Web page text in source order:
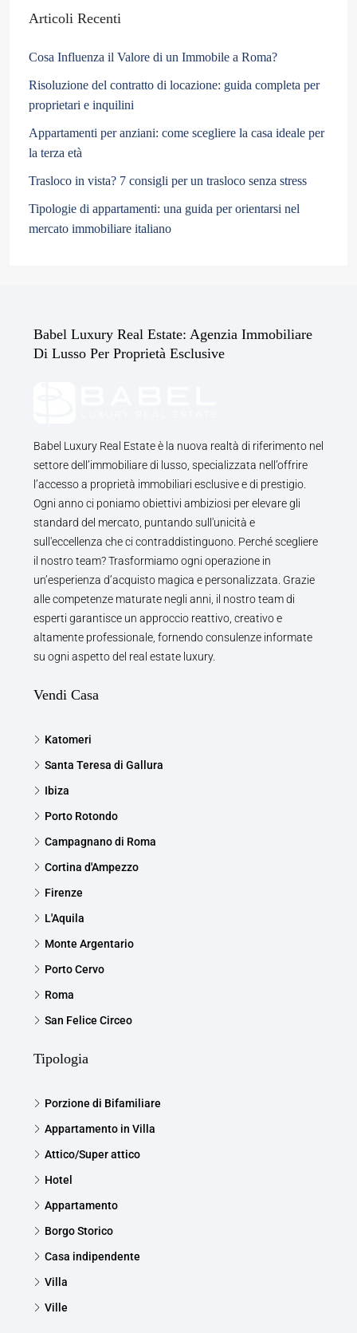
Articoli Recenti
Cosa Influenza il Valore di un Immobile a Roma?
Risoluzione del contratto di locazione: guida completa per
proprietari e inquilini
Appartamenti per anziani: come scegliere la casa ideale per
la terza età
Trasloco in vista? 7 consigli per un trasloco senza stress
Tipologie di appartamenti: una guida per orientarsi nel
mercato immobiliare italiano
Babel Luxury Real Estate: Agenzia Immobiliare
Di Lusso Per Proprietà Esclusive
Babel Luxury Real Estate è la nuova realtà di riferimento nel
settore dell’immobiliare di lusso, specializzata nell’offrire
l’accesso a proprietà immobiliari esclusive e di prestigio.
Ogni anno ci poniamo obiettivi ambiziosi per elevare gli
standard del mercato, puntando sull'unicità e
sull'eccellenza che ci contraddistinguono. Perché scegliere
il nostro team? Trasformiamo ogni operazione in
un’esperienza d’acquisto magica e personalizzata. Grazie
alle competenze maturate negli anni, il nostro team di
esperti garantisce un approccio reattivo, creativo e
altamente professionale, fornendo consulenze informate
su ogni aspetto del real estate luxury.
Vendi Casa
Katomeri
Santa Teresa di Gallura
Ibiza
Porto Rotondo
Campagnano di Roma
Cortina d'Ampezzo
Firenze
L'Aquila
Monte Argentario
Porto Cervo
Roma
San Felice Circeo
Tipologia
Porzione di Bifamiliare
Appartamento in Villa
Attico/Super attico
Hotel
Appartamento
Borgo Storico
Casa indipendente
Villa
Ville